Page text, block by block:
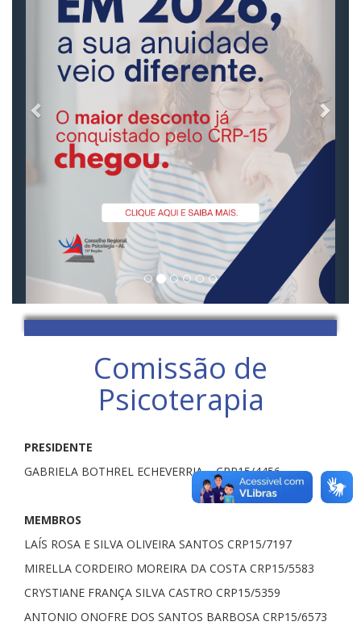
Comissão de
Psicoterapia
PRESIDENTE
GABRIELA BOTHREL ECHEVERRIA – CRP15/4456
MEMBROS
LAÍS ROSA E SILVA OLIVEIRA SANTOS CRP15/7197
MIRELLA CORDEIRO MOREIRA DA COSTA CRP15/5583
CRYSTIANE FRANÇA SILVA CASTRO CRP15/5359
ANTONIO ONOFRE DOS SANTOS BARBOSA CRP15/6573